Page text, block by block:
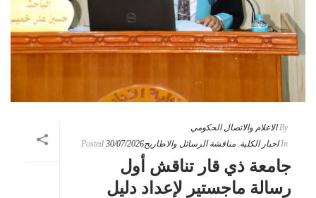
By الاعلام والاتصال الحكومي
In اخبار الكلية مناقشة الرسائل والاطاريح Posted 30/07/2026
جامعة ذي قار تناقش أول
رسالة ماجستير لإعداد دليل